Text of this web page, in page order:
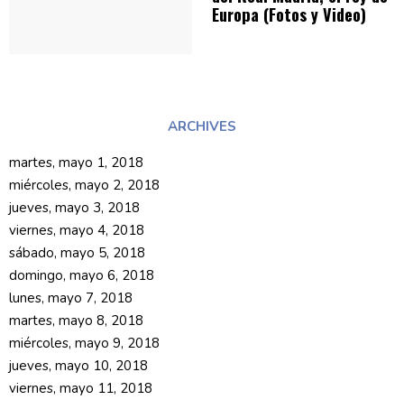
Europa (Fotosy Video)
ARCHIVES
martes, mayo 1, 2018
miércoles, mayo 2, 2018
jueves, mayo 3, 2018
viernes, mayo 4, 2018
sábado, mayo 5, 2018
domingo, mayo 6, 2018
lunes, mayo 7, 2018
martes, mayo 8, 2018
miércoles, mayo 9, 2018
jueves, mayo 10, 2018
viernes, mayo 11, 2018